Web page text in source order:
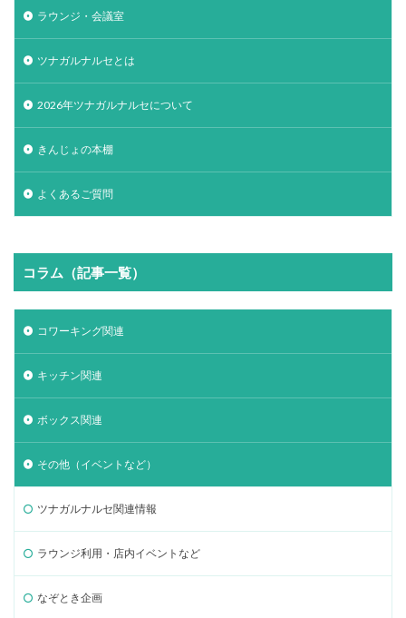
ラウンジ・会議室
ツナガルナルセとは
2026年ツナガルナルセについて
きんじょの本棚
よくあるご質問
コラム（記事一覧）
コワーキング関連
キッチン関連
ボックス関連
その他（イベントなど）
ツナガルナルセ関連情報
ラウンジ利用・店内イベントなど
なぞとき企画